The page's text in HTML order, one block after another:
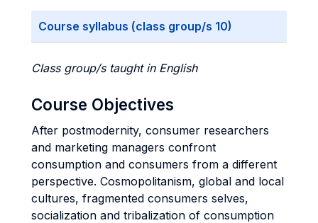
Course syllabus (class group/s 10)
Class group/s taught in English
Course Objectives
After postmodernity, consumer researchers
and marketing managers confront
consumption and consumers from a different
perspective. Cosmopolitanism, global and local
cultures, fragmented consumers selves,
socialization and tribalization of consumption